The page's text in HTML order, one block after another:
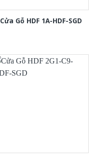
Cửa Gỗ HDF 1A-HDF-SGD